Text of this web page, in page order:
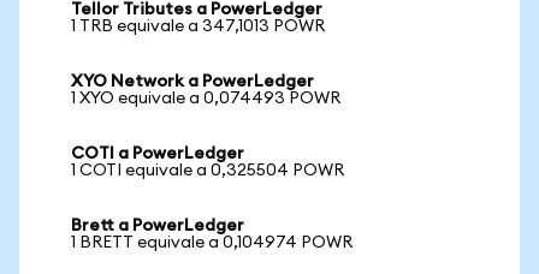
Tellor Tributes a PowerLedger
1 TRB equivale a 347,1013 POWR
XYO Network a PowerLedger
1 XYO equivale a 0,074493 POWR
COTI a PowerLedger
1 COTI equivale a 0,325504 POWR
Brett a PowerLedger
1 BRETT equivale a 0,104974 POWR